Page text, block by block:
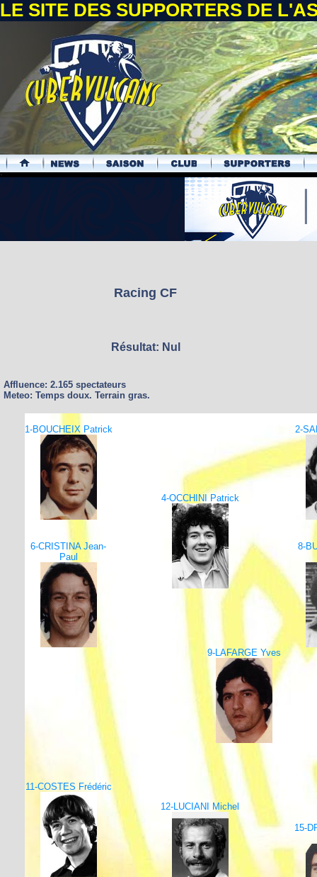
LE SITE DES SUPPORTERS DE
.
Racing CF
Résultat: Nul
Affluence: 2.165 spectateurs
Meteo: Temps doux. Terrain gras.
1-BOUCHEIX Patrick 2-
4-OCCHINI Patrick
6-CRISTINA Jean-
Paul
8-
9-LAFARGE Yves
11-COSTES Frédéric
12-LUCIANI Michel
15-